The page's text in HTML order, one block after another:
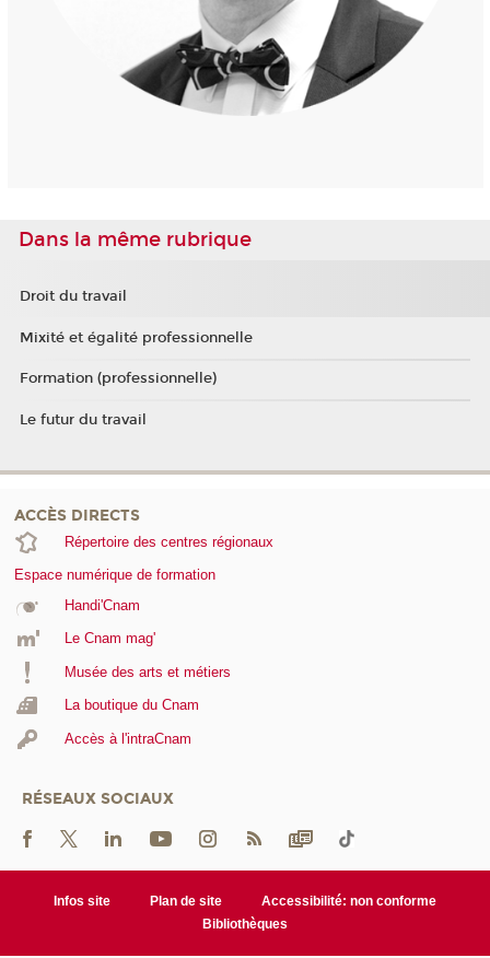
Dans la même rubrique
Droit du travail
Mixité et égalité professionnelle
Formation (professionnelle)
Le futur du travail
ACCÈS DIRECTS
Répertoire des centres régionaux
Espace numérique de formation
Handi'Cnam
Le Cnam mag'
Musée des arts et métiers
La boutique du Cnam
Accès à l'intraCnam
RÉSEAUX SOCIAUX
Infos site Plan de site
Accessibilité: non conforme
Bibliothèques